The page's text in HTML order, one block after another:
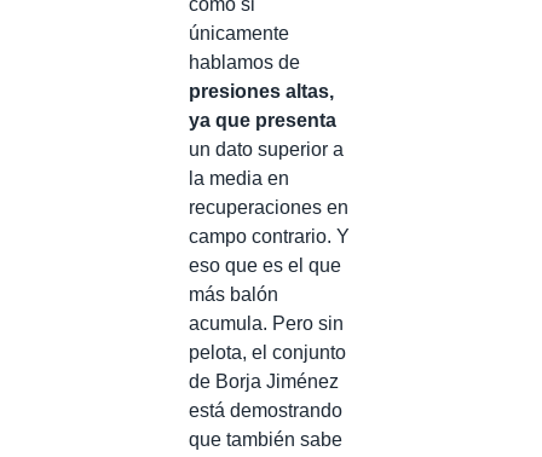
como si
únicamente
hablamos de
presiones altas,
ya que presenta
un dato superior a
la media en
recuperaciones en
campo contrario. Y
eso que es el que
más balón
acumula. Pero sin
pelota, el conjunto
de Borja Jiménez
está demostrando
que también sabe